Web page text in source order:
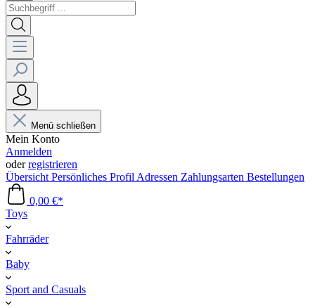
Menü schließen
Mein Konto
Anmelden
oderregistrieren
Übersicht Persönliches Profil Adressen Zahlungsarten Bestellungen
0,00 €*
Toys
Fahrräder
Baby
Sport and Casuals